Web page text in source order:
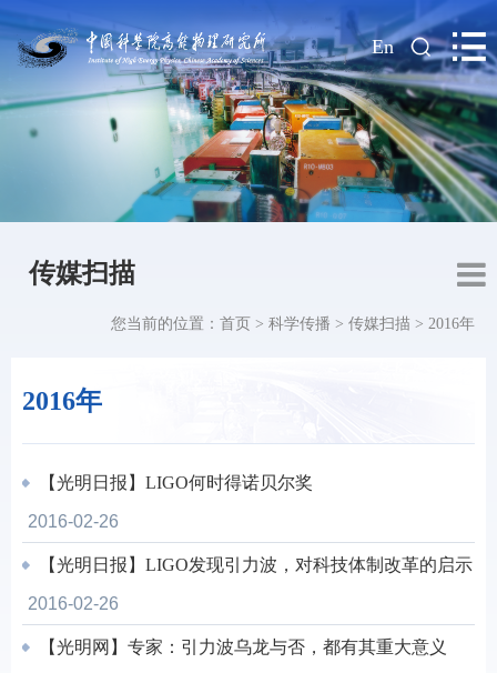
| En
传媒扫描
2016年
您当前的位置： 首页 > 科学传播 > 传媒扫描 > 2016年
【光明日报】LIGO何时得诺贝尔奖
2016-02-26
【光明日报】LIGO发现引力波，对科技体制改革的启示
2016-02-26
【光明网】专家：引力波乌龙与否，都有其重大意义